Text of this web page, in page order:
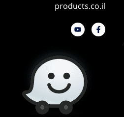
products.co.il